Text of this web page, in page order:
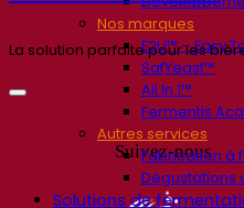
Nos marques
E2U™ – Easy
SafYeast™
All In 1™
Fermentis
Autres services
Fabrication à
Dégustations
Solutions de
La solution parfaite pour les
Suivez-nous